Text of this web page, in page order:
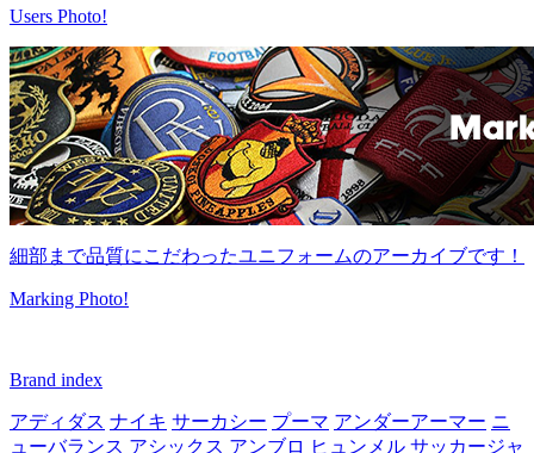
Users Photo!
細部まで品質にこだわったユニフォームのアーカイブです！
Marking Photo!
Brand index
アディダス ナイキ サーカシー プーマ アンダーアーマー ニ
ューバランス アシックス アンブロ ヒュンメル サッカージャ